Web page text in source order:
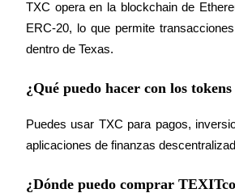
Bitrue Partners
TXC opera en la blockchain de
ERC-20, lo que permite
dentro de Texas.
¿Qué puedo hacer con los
Puedes usar TXC para pagos,
aplicaciones de finanzas
¿Dónde puedo comprar